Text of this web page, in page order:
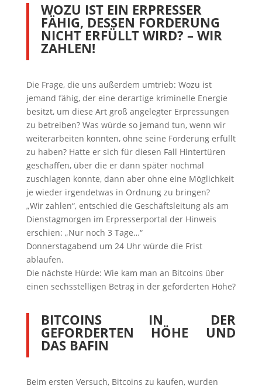
WOZU IST EIN ERPRESSER
FÄHIG, DESSEN FORDERUNG
NICHT ERFÜLLT WIRD? – WIR
ZAHLEN!
Die Frage, die uns außerdem umtrieb: Wozu ist
jemand fähig, der eine derartige kriminelle Energie
besitzt, um diese Art groß angelegter Erpressungen
zu betreiben? Was würde so jemand tun, wenn wir
weiterarbeiten konnten, ohne seine Forderung erfüllt
zu haben? Hatte er sich für diesen Fall Hintertüren
geschaffen, über die er dann später nochmal
zuschlagen konnte, dann aber ohne eine Möglichkeit
je wieder irgendetwas in Ordnung zu bringen?
„Wir zahlen“, entschied die Geschäftsleitung als am
Dienstagmorgen im Erpresserportal der Hinweis
erschien: „Nur noch 3 Tage…“
Donnerstagabend um 24 Uhr würde die Frist
ablaufen.
Die nächste Hürde: Wie kam man an Bitcoins über
einen sechsstelligen Betrag in der geforderten Höhe?
BITCOINS IN DER
GEFORDERTEN HÖHE UND
DAS BAFIN
Beim ersten Versuch, Bitcoins zu kaufen, wurden